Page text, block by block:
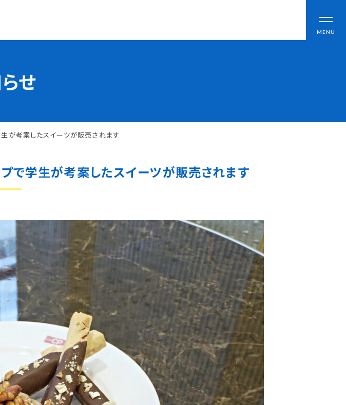
MENU
CLOSE
ャレンジ実習
紹介
イフ
営業インフォメーション
紹介
生・短大生の方へ
へ(for Foreign
へ・
の申請について
の方へ
情報公開
お問い合わせ
せ
が考案したスイーツが販売されます
で学生が考案したスイーツが販売されます